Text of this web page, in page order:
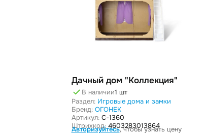
Дачный дом "Коллекция"
В наличии1 шт
Раздел: Игровые дома и замки
Бренд: ОГОНЕК
Артикул:C-1360
Штрихкод:4603283013864
Авторизуйтесь, чтобы узнать цену